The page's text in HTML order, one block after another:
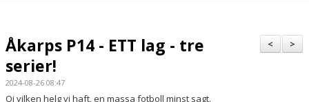
TRÄNINGSTIDER
BILDGALLERI
>
<
Åkarps P14 - ETT lag - tre
serier!
2024-08-26 08:47
Oj vilken helg vi haft, en massa fotboll minst sagt.